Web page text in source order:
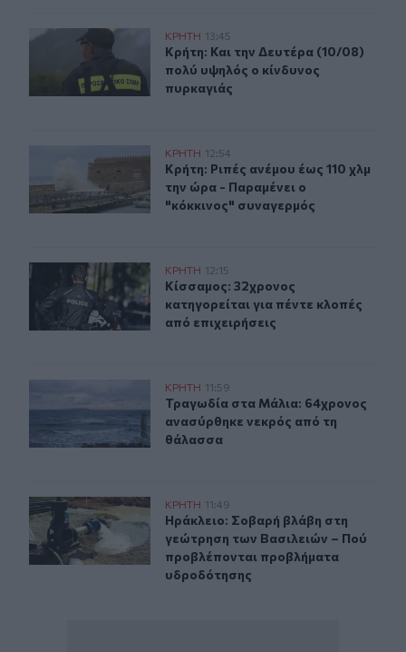
Κρήτη: Και την Δευτέρα (10/08) πολύ υψηλός ο
ΚΡΗΤΗ 13:45
Κρήτη: Και την Δευτέρα (10/08)
Κρήτη: Και την Δευτέρα (10/08)
πολύ υψηλός ο κίνδυνος
πυρκαγιάς
Κρήτη: Ριπές ανέμου έως 110 χλμ την ώρα - Παραμένει
ΚΡΗΤΗ 12:54
Κρήτη: Ριπές ανέμου έως 110 χλμ
Κρήτη: Ριπές ανέμου έως 110 χλμ
την ώρα - Παραμένει ο
"κόκκινος" συναγερμός
Κίσσαμος: 32χρονος κατηγορείται για πέντε κλοπές
ΚΡΗΤΗ 12:15
Κίσσαμος: 32χρονος κατηγορείται
Κίσσαμος: 32χρονος
κατηγορείται για πέντε κλοπές
από επιχειρήσεις
Τραγωδία στα Μάλια: 64χρονος ανασύρθηκε νεκρός
ΚΡΗΤΗ 11:59
Τραγωδία στα Μάλια: 64χρονος
Τραγωδία στα Μάλια: 64χρονος
ανασύρθηκε νεκρός από τη
θάλασσα
Ηράκλειο: Σοβαρή βλάβη στη γεώτρηση των
ΚΡΗΤΗ 11:49
Ηράκλειο: Σοβαρή βλάβη στη
Ηράκλειο: Σοβαρή βλάβη στη
γεώτρηση των Βασιλειών – Πού
προβλέπονται προβλήματα
υδροδότησης